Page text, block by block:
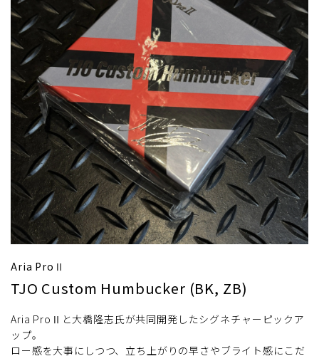
Aria ProⅡ
TJO Custom Humbucker (BK, ZB)
Aria ProⅡと大橋隆志氏が共同開発したシグネチャーピックア
ップ。
ロー感を大事にしつつ、立ち上がりの早さやブライト感にこだ